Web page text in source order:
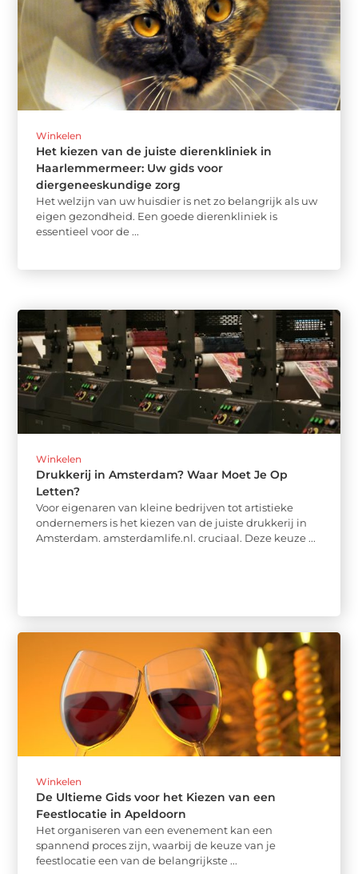
Winkelen
Het kiezen van de juiste dierenkliniek in
Haarlemmermeer: Uw gids voor
diergeneeskundige zorg
Het welzijn van uw huisdier is net zo belangrijk als uw
eigen gezondheid. Een goede dierenkliniek is
essentieel voor de ...
Winkelen
Drukkerij in Amsterdam? Waar Moet Je Op
Letten?
Voor eigenaren van kleine bedrijven tot artistieke
ondernemers is het kiezen van de juiste drukkerij in
Amsterdam. amsterdamlife.nl. cruciaal. Deze keuze ...
Winkelen
De Ultieme Gids voor het Kiezen van een
Feestlocatie in Apeldoorn
Het organiseren van een evenement kan een
spannend proces zijn, waarbij de keuze van je
feestlocatie een van de belangrijkste ...